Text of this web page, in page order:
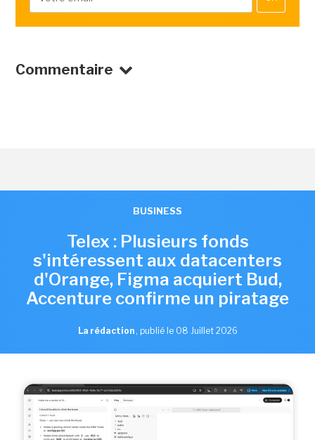
Commentaire
BUSINESS
Telex : Plusieurs fonds
s'intéressent aux datacenters
d'Orange, Figma acquiert Bud,
Accenture confirme un piratage
La rédaction , publié le 08 Juillet 2026